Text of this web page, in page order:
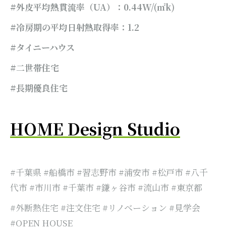
#外皮平均熱貫流率（UA）：0.44W/(㎡k)
#冷房期の平均日射熱取得率：1.2
#タイニーハウス
#二世帯住宅
#長期優良住宅
HOME Design Studio
#千葉県 #船橋市 #習志野市 #浦安市 #松戸市 #八千
代市 #市川市 #千葉市 #鎌ヶ谷市 #流山市 #東京都
#外断熱住宅 #注文住宅 #リノベーション #見学会
#OPEN HOUSE